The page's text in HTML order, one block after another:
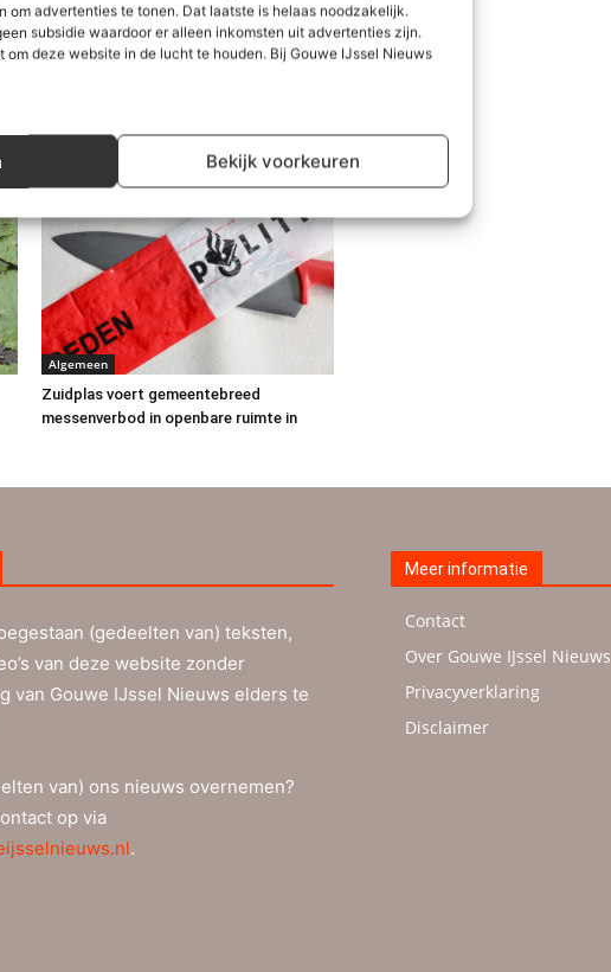
om advertenties te tonen. Dat laatste is helaas noodzakelijk.
subsidie waardoor er alleen inkomsten uit advertenties zijn.
deze website in de lucht te houden. Bij Gouwe IJssel Nieuws
Bekijk voorkeuren
Algemeen
Zuidplas voert gemeentebreed
messenverbod in openbare ruimte in
(gedeelten van) teksten,
van deze website zonder
van Gouwe IJssel Nieuws elders te
van) ons nieuws overnemen?
op via
.
Meer informatie
Contact
Over Gouwe IJssel Nieuws
Privacyverklaring
Disclaimer